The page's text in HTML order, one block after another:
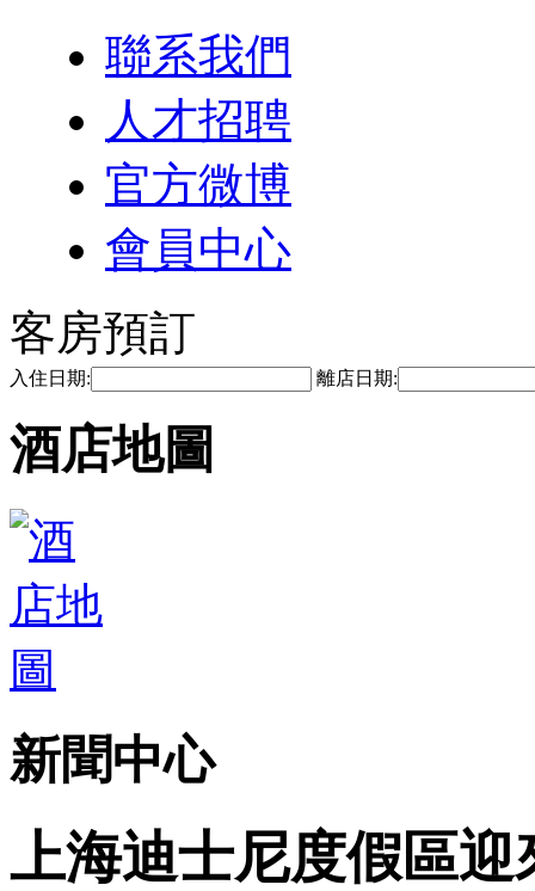
聯系我們
人才招聘
官方微博
會員中心
客房預訂
入住日期: 離店日期:
酒店地圖
新聞中心
上海迪士尼度假區